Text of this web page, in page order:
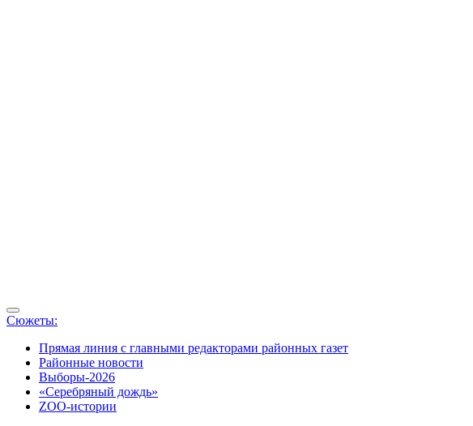
Сюжеты:
Прямая линия с главными редакторами районных газет
Районные новости
Выборы-2026
«Серебряный дождь»
ZOO-истории